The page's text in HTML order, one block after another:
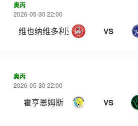
奥丙
2026-05-30 22:00
维也纳维多利亚 VS
奥丙
2026-05-30 22:00
霍亨恩姆斯 VS